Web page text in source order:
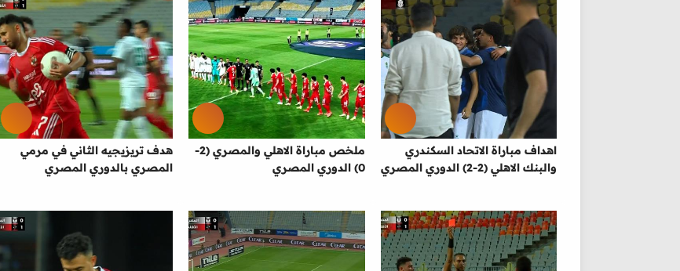
اهداف مباراة الاتحاد السكندري
والبنك الاهلي (2-2) الدوري المصري
ملخص مباراة الاهلي والمصري (2-
0) الدوري المصري
هدف تريزيجيه الثاني في مرمي
المصري بالدوري المصري